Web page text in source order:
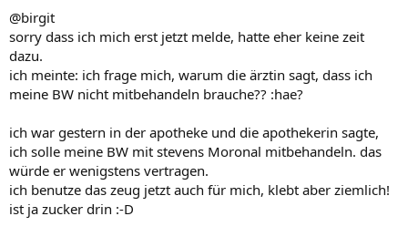
@birgit
sorry dass ich mich erst jetzt melde, hatte eher keine zeit
dazu.
ich meinte: ich frage mich, warum die ärztin sagt, dass ich
meine BW nicht mitbehandeln brauche?? :hae?
ich war gestern in der apotheke und die apothekerin sagte,
ich solle meine BW mit stevens Moronal mitbehandeln. das
würde er wenigstens vertragen.
ich benutze das zeug jetzt auch für mich, klebt aber ziemlich!
ist ja zucker drin :-D